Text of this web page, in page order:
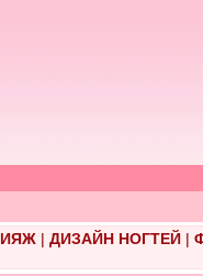
| ДИЗАЙН НОГТЕЙ|